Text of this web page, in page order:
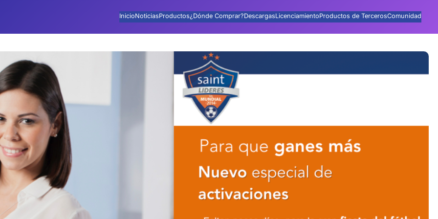
InicioNoticiasProductos¿Dónde Comprar?DescargasLicenciamientoProductos de TercerosComunidad